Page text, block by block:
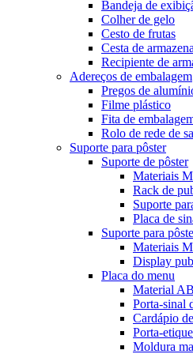
Bandeja de
Colher de gelo
Cesto de frutas
Cesta de
Recipiente de
Adereços de embalagem
Pregos de
Filme plástico
Fita de
Rolo de rede de
Suporte para pôster
Suporte de pôster
Materiais
Rack de
Suporte
Placa de
Suporte para
Materiais
Display
Placa do menu
Material
Porta-sinal
Cardápio
Porta-
Moldura